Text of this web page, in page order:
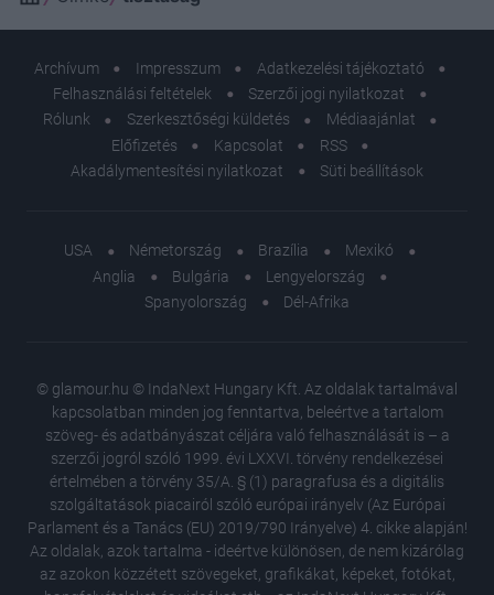
Archívum Impresszum
Adatkezelési tájékoztató
Felhasználási feltételek
Szerzői jogi nyilatkozat
Rólunk
Szerkesztőségi küldetés
Médiaajánlat
Előfizetés
Kapcsolat
RSS
Akadálymentesítési nyilatkozat
Süti beállítások
USA Németország Brazília
Mexikó
Anglia
Bulgária
Lengyelország
Spanyolország
Dél-Afrika
© glamour.hu © IndaNext Hungary Kft. Az oldalak tartalmával
kapcsolatban minden jog fenntartva, beleértve a tartalom
szöveg- és adatbányászat céljára való felhasználását is – a
szerzői jogról szóló 1999. évi LXXVI. törvény rendelkezései
értelmében a törvény 35/A. § (1) paragrafusa és a digitális
szolgáltatások piacairól szóló európai irányelv (Az Európai
Parlament és a Tanács (EU) 2019/790 Irányelve) 4. cikke alapján!
Az oldalak, azok tartalma - ideértve különösen, de nem kizárólag
az azokon közzétett szövegeket, grafikákat, képeket, fotókat,